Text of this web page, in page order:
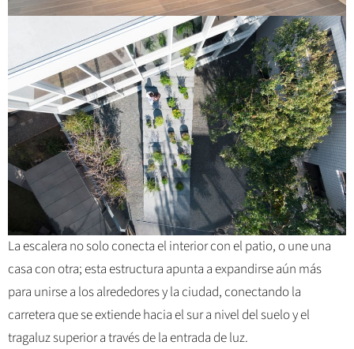
La escalera no solo conecta el interior con el patio, o une una
casa con otra; esta estructura apunta a expandirse aún más
para unirse a los alrededores y la ciudad, conectando la
carretera que se extiende hacia el sur a nivel del suelo y el
tragaluz superior a través de la entrada de luz.